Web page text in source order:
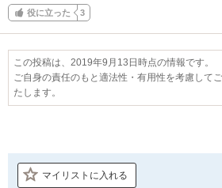
役に立った 3
この投稿は、2019年9月13日時点の情報です。
ご自身の責任のもと適法性・有用性を考慮して
たします。
マイリストに入れる